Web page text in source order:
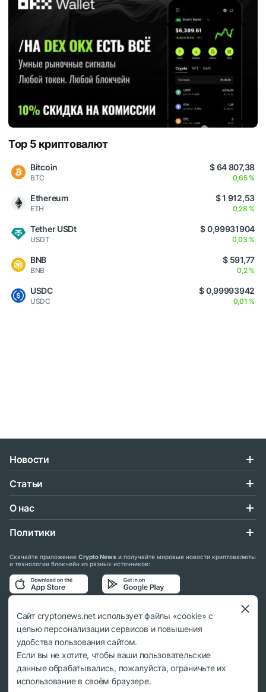
Top 5 криптовалют
Bitcoin
BTC
$ 64 807,38
0,65 %
Ethereum
ETH
$ 1 912,53
0,28 %
Tether USDt
USDT
$ 0,99931904
0,03 %
BNB
BNB
$ 591,77
0,2 %
USDC
USDC
$ 0,99993942
0,01 %
Новости
Статьи
О нас
Политики
Скачайте приложение Crypto News и получайте мировые новости криптовалюты
и технологии блокчейн из разных источников:
Подписывайтесь на нас в социальных сетях:
© 2018 - 2026 Crypto News. При использовании материалов ссылка на
cryptonews.net обязательна.
Сайт cryptonews.net использует файлы «cookie» с
целью персонализации сервисов и повышения
удобства пользования сайтом.
Если вы не хотите, чтобы ваши пользовательские
данные обрабатывались, пожалуйста, ограничьте их
использование в своём браузере.